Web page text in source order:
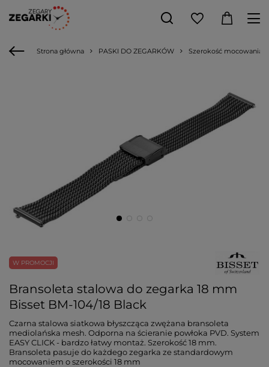
Strona główna PASKI DO ZEGARKÓW Szerokość mocowania
W PROMOCJI
Bransoleta stalowa do zegarka 18 mm
Bisset BM-104/18 Black
Czarna stalowa siatkowa błyszcząca zwężana bransoleta
mediolańska mesh. Odporna na ścieranie powłoka PVD. System
EASY CLICK - bardzo łatwy montaż. Szerokość 18 mm.
Bransoleta pasuje do każdego zegarka ze standardowym
mocowaniem o szerokości 18 mm